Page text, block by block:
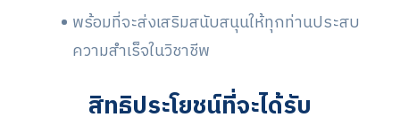
พร้อมที่จะส่งเสริมสนับสนุนให้ทุกท่านประสบ
ความสำเร็จในวิชาชีพ
สิทธิประโยชน์ที่จะได้รับ